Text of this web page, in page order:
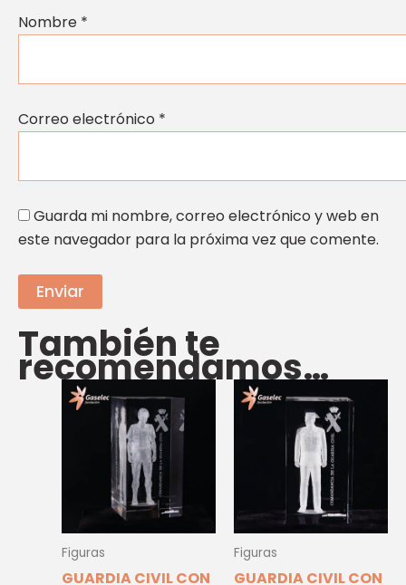
Nombre *
Correo electrónico *
Guarda mi nombre, correo electrónico y web en
este navegador para la próxima vez que comente.
También te
recomendamos…
Figuras
GUARDIA CIVIL CON
Figuras
GUARDIA CIVIL CON